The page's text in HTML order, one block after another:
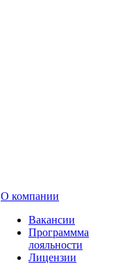
О компании
Вакансии
Программма
лояльности
Лицензии